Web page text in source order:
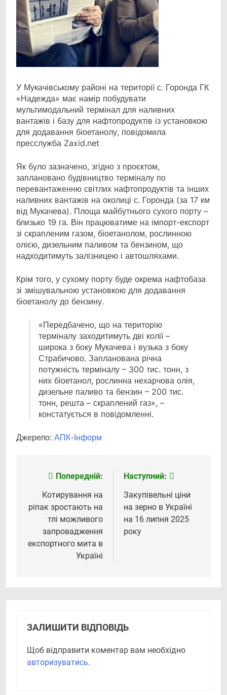
У Мукачівському районі на території с. Горонда ГК
«Надежда» має намір побудувати
мультимодальний термінал для наливних
вантажів і базу для нафтопродуктів із установкою
для додавання біоетанолу, повідомила
пресслужба Zaxid.net
Як було зазначено, згідно з проєктом,
заплановано будівництво терміналу по
перевантаженню світлих нафтопродуктів та інших
наливних вантажів на околиці с. Горонда (за 17 км
від Мукачева). Площа майбутнього сухого порту –
близько 19 га. Він працюватиме на імпорт-експорт
зі скрапленим газом, біоетанолом, рослинною
олією, дизельним паливом та бензином, що
надходитимуть залізницею і автошляхами.
Крім того, у сухому порту буде окрема нафтобаза
зі змішувальною установкою для додавання
біоетанолу до бензину.
«Передбачено, що на територію
терміналу заходитимуть дві колії –
широка з боку Мукачева і вузька з боку
Страбичово. Запланована річна
потужність терміналу – 300 тис. тонн, з
них біоетанол, рослинна нехарчова олія,
дизельне паливо та бензин – 200 тис.
тонн, решта – скраплений газ», –
констатується в повідомленні.
Джерело: АПК-Інформ
Навігація
записів
Попередній:
Котирування на
ріпак зростають на
тлі можливого
запровадження
експортного мита в
Україні
Наступний:
Закупівельні ціни
на зерно в Україні
на 16 липня 2025
року
ЗАЛИШИТИ ВІДПОВІДЬ
Щоб відправити коментар вам необхідно
авторизуватись.